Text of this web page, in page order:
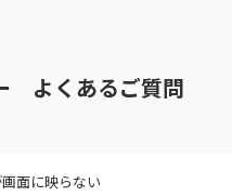
よくあるご質問
面に映らない